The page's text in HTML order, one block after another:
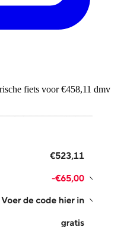
fiets voor €458,11 dmv